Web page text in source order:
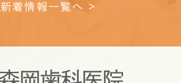
新着情報一覧へ >